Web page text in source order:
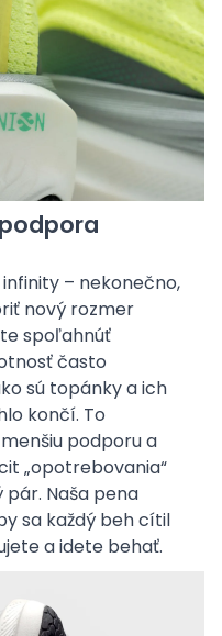
– nekonečno,
nový rozmer
spoľahnúť
často
sú topánky a ich
končí. To
podporu a
„opotrebovania“
pár. Naša pena
sa každý beh cítil
a idete behať.
využívania
v súlade s
ako aj
k súborom
Aby ste
Vás,
SÚHLASÍM
COOKIES